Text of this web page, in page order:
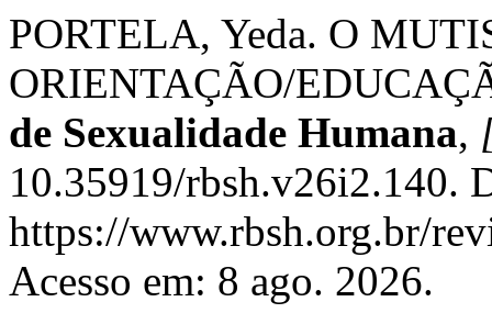
PORTELA, Yeda. O
ORIENTAÇÃO/
de Sexualidade Humana,
10.35919/rbsh.v26i2.140.
https://www.rbsh.org.br/
Acesso em: 8 ago. 2026.